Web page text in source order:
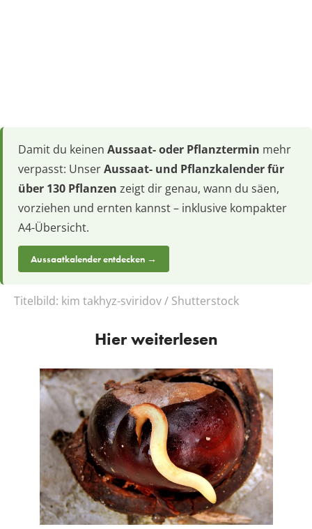
Damit du keinen Aussaat- oder Pflanztermin mehr
verpasst: UnserAussaat- und Pflanzkalender für
über 130 Pflanzen zeigt dir genau, wann du säen,
vorziehen und ernten kannst – inklusive kompakter
A4-Übersicht.
Aussaatkalender entdecken →
Titelbild: kim takhyz-sviridov / Shutterstock
Hier weiterlesen